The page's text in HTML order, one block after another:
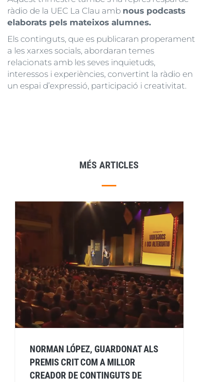
ràdio de la UEC La Clau amb nous podcasts
elaborats pels mateixos alumnes.
Els continguts, que es publicaran properament
a les xarxes socials, abordaran temes
relacionats amb les seves inquietuds,
interessos i experiències, convertint la ràdio en
un espai d’expressió, participació i creativitat.
MÉS ARTICLES
NORMAN LÓPEZ, GUARDONAT ALS
PREMIS CRIT COM A MILLOR
CREADOR DE CONTINGUTS DE